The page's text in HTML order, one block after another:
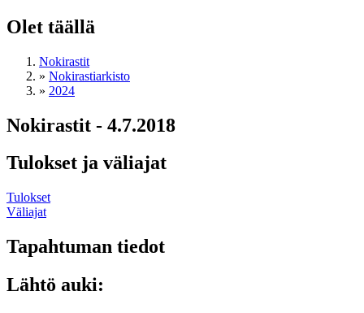
Olet täällä
Nokirastit
» Nokirastiarkisto
» 2024
Nokirastit - 4.7.2018
Tulokset ja väliajat
Tulokset
Väliajat
Tapahtuman tiedot
Lähtö auki: